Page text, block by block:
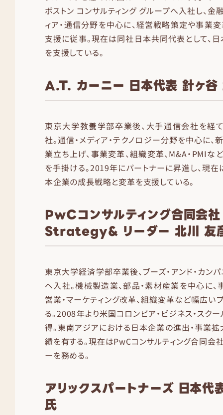
ボストン コンサルティング グループへ入社し、金
ィア・通信分野を中心に、経営戦略策定や事業変
支援に従事。現在は同社日本共同代表として、
を支援している。
A.T. カーニー 日本代表 針ヶ谷
東京大学教養学部卒業後、大手通信会社を経
社。通信・メディア・テクノロジー分野を中心に
業立ち上げ、事業変革、組織変革、M&A・PMIな
を手掛ける。2019年にパートナーに昇進し、現在
本企業の成長戦略と変革を支援している。
PwCコンサルティング合同会社
Strategy& リーダー 北川 友
東京大学経済学部卒業後、ブーズ・アンド・カン
へ入社。機械製造業、部品・素材産業を中心に、
営業・マーケティング改革、組織変革など幅広い
る。2008年より米国コロンビア・ビジネス・スク
得。東南アジアにおける日本企業の進出・事業
績を有する。現在はPwCコンサルティング合同
ーを務める。
アリックスパートナーズ 日本
氏